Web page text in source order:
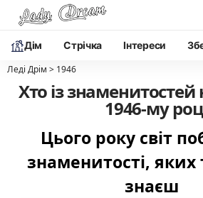
Дім Cтрічка Інтереси
Леді Дрім > 1946
Хто із
1946-му
Цього року світ
знаменитості, яких
знаєш